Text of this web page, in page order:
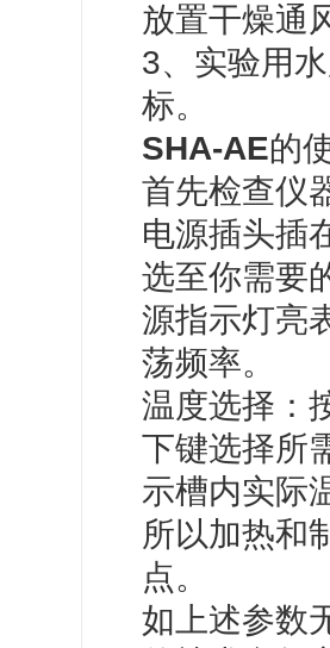
放置干燥通
3、实验用
标。
SHA-AE的
首先检查仪
电源插头插
选至你需要
源指示灯亮
荡频率。
温度选择：
下键选择所
示槽内实际
所以加热和
点。
如上述参数